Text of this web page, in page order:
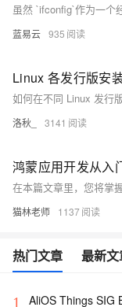
蓝易云 935
Linux 各发行版安
洛秋_ 3141
鸿蒙应用开发从入
猫林老师 1137
热门文章 最新文
1 AliOS Things SIG